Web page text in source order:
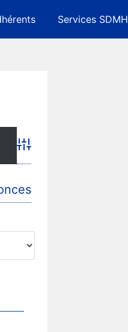
Services SDMH
Advanced Search